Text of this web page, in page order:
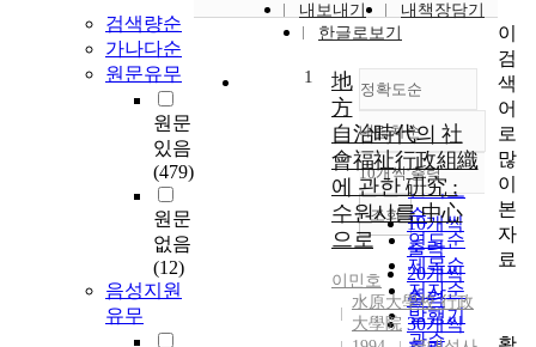
검색량순
가나다순
원문유무
원문
있음
(479)
원문
없음
(12)
음성지원
유무
내보내기
내책장담기
한글로보기
정확도순
정확도
순
인기도
순
연도순
제목순
저자순
발행기
관순
내림차순
내림차순
10개씩 출력
10개씩
출력
20개씩
출력
30개씩
조회
1
地
方
自治時代의 社
會福祉行政組織
에 관한 硏究 :
수원시를 中心
으로
이민호
水原大學校 行政
大學院
이
검
색
어
로
많
이
본
자
료